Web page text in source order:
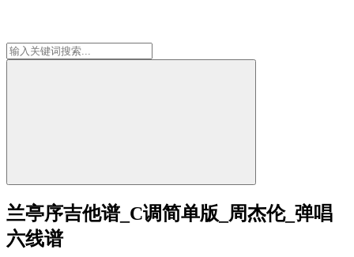
兰亭序吉他谱_C调简单版_周杰伦_弹唱
六线谱